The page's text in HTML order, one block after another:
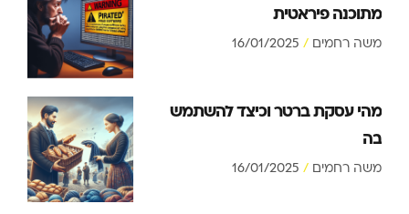
מתוכנה פיראטית
משה רחמים
מהי עסקת ברטר וכיצד להשתמש
בה
משה רחמים